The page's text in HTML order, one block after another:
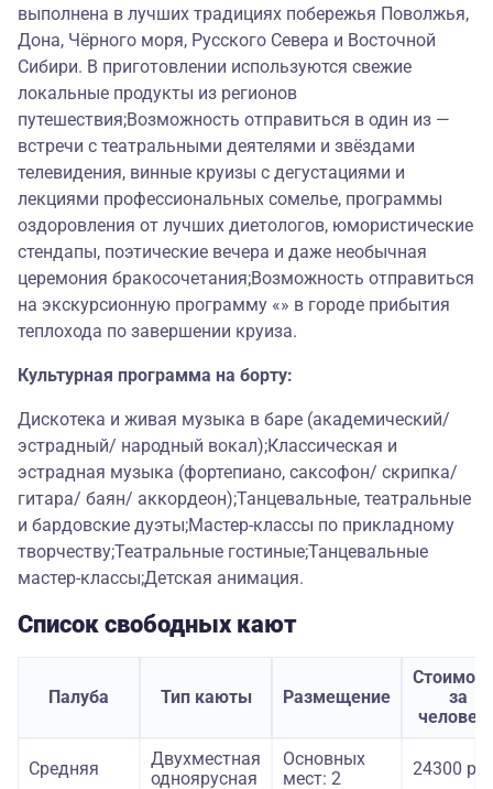
выполнена в лучших традициях побережья Поволжья,
Дона, Чёрного моря, Русского Севера и Восточной
Сибири. В приготовлении используются свежие
локальные продукты из регионов
путешествия;Возможность отправиться в один из —
встречи с театральными деятелями и звёздами
телевидения, винные круизы с дегустациями и
лекциями профессиональных сомелье, программы
оздоровления от лучших диетологов, юмористические
стендапы, поэтические вечера и даже необычная
церемония бракосочетания;Возможность отправиться
на экскурсионную программу «» в городе прибытия
теплохода по завершении круиза.
Культурная программа на борту:
Дискотека и живая музыка в баре (академический/
эстрадный/ народный вокал);Классическая и
эстрадная музыка (фортепиано, саксофон/ скрипка/
гитара/ баян/ аккордеон);Танцевальные, театральные
и бардовские дуэты;Мастер-классы по прикладному
творчеству;Театральные гостиные;Танцевальные
мастер-классы;Детская анимация.
Список свободных кают
Палуба Тип каюты Размещение
за
Средняя
Двухместная
одноярусная
Основных
мест: 2
24300